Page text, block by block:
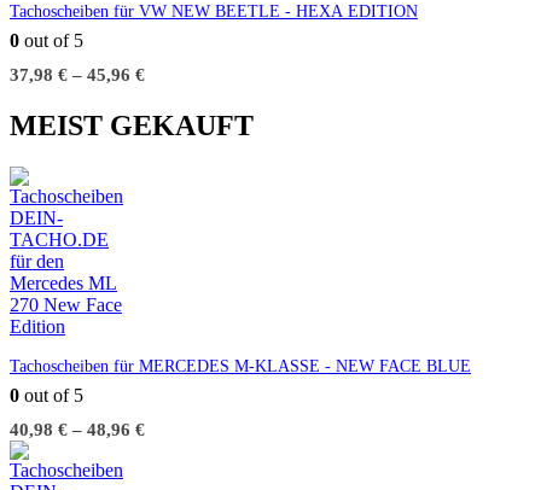
Tachoscheiben für VW NEW BEETLE - HEXA EDITION
0 out of 5
37,98 € – 45,96 €
MEIST GEKAUFT
Tachoscheiben für MERCEDES M-KLASSE - NEW FACE BLUE
0 out of 5
40,98 € – 48,96 €